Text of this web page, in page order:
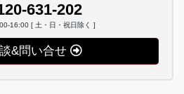
631-202
16:00 [ 土・日・祝日除く ]
&問い合せ